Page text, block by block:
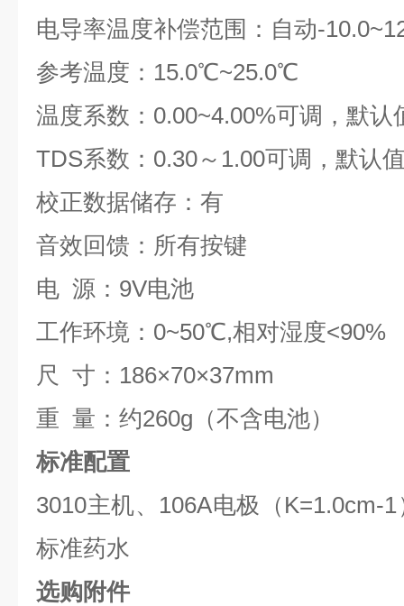
电导率温度补偿范围：自动-
参考温度：15.0℃~25.0℃
温度系数：0.00~4.00%可调，默认
TDS系数：0.30～1.00可调，默认
校正数据储存：有
音效回馈：所有按键
电 源：9V电池
工作环境：0~50℃,相对湿度<90%
尺 寸：186×70×37mm
重 量：约260g（不含电池）
标准配置
3010主机、106A电极（K=1.0cm-
标准药水
选购附件